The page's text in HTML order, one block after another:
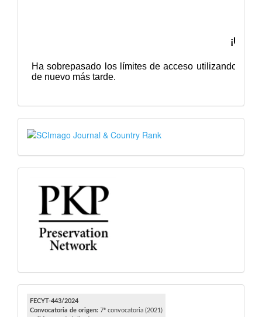
SJR
PKP
FECYT